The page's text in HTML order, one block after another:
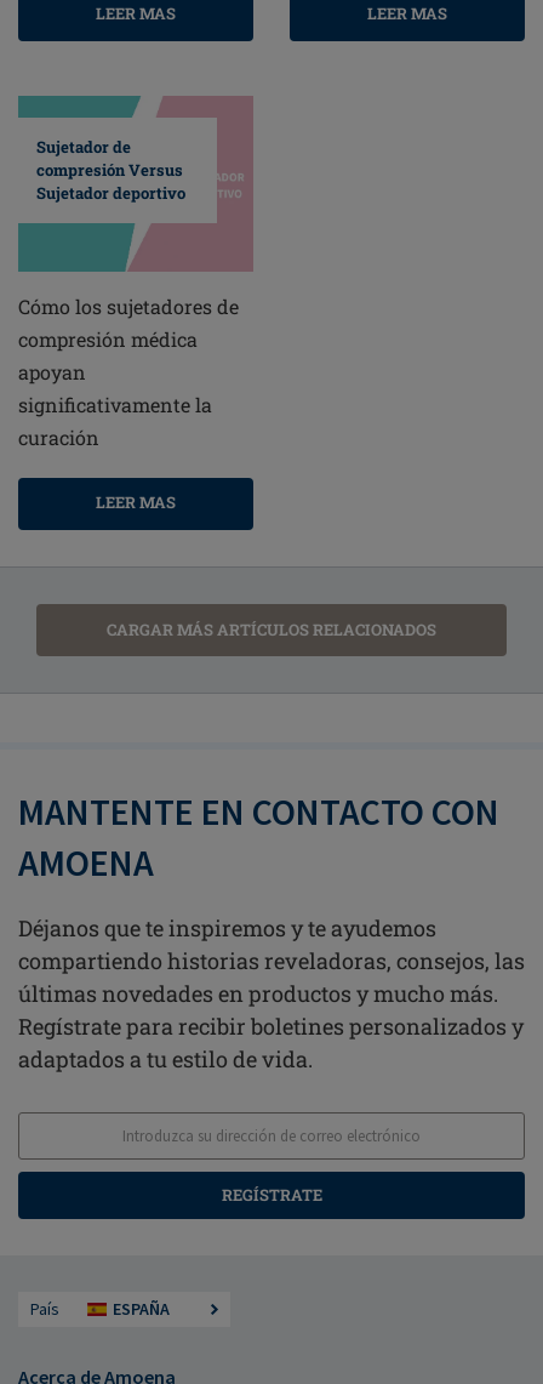
LEER MAS LEER MAS
Sujetador de
compresión Versus
Sujetador deportivo
Cómo los sujetadores de
compresión médica
apoyan
significativamente la
curación
LEER MAS
CARGAR MÁS ARTÍCULOS RELACIONADOS
MANTENTE EN CONTACTO CON
AMOENA
Déjanos que te inspiremos y te ayudemos
compartiendo historias reveladoras, consejos, las
últimas novedades en productos y mucho más.
Regístrate para recibir boletines personalizados y
adaptados a tu estilo de vida.
REGÍSTRATE
País ESPAÑA
Acerca de Amoena